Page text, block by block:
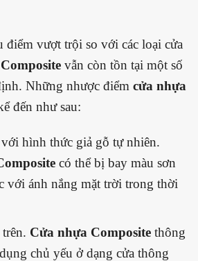
điểm vượt trội so với các loại cửa
vẫn còn tồn tại một số
Những nhược điểm cửa nhựa
đến như sau:
hình thức giả gỗ tự nhiên.
có thể bị bay màu sơn
với ánh nắng mặt trời trong thời
Cửa nhựa Compositethông
chủ yếu ở dạng cửa thông